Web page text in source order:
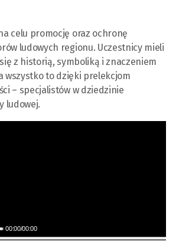
celu promocję oraz ochronę
ludowych regionu. Uczestnicy mieli
z historią, symboliką i znaczeniem
wszystko to dzięki prelekcjom
– specjalistów w dziedzinie
ludowej.
00:00/00:00